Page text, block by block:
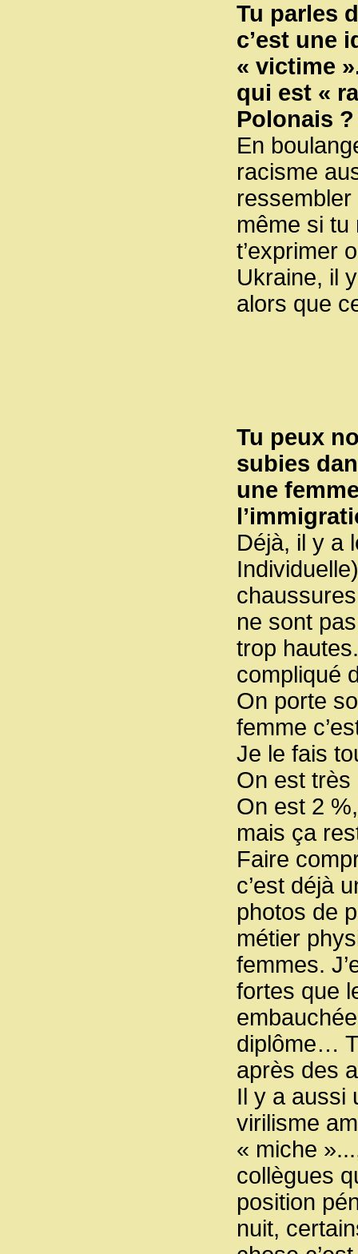
Tu parles
c’est une
« victime
qui est «
Polonais
En
racisme
ressembler
même si tu
t’exprimer
Ukraine, il
alors que
Tu peux
subies
une
Déjà, il y a
ne sont
trop
compliqué
On porte
femme
Je le fais
On est très
On est 2
mais ça
Faire
c’est déjà
photos de
métier
femmes.
fortes que
diplôme…
après des
Il y a aussi
virilisme
« miche
collègues
position
nuit,